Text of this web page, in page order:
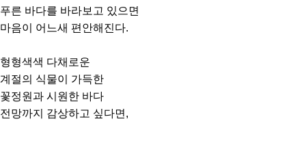
푸른 바다를 바라보고 있으면
마음이 어느새 편안해진다.
형형색색 다채로운
계절의 식물이 가득한
꽃정원과 시원한 바다
전망까지 감상하고 싶다면,